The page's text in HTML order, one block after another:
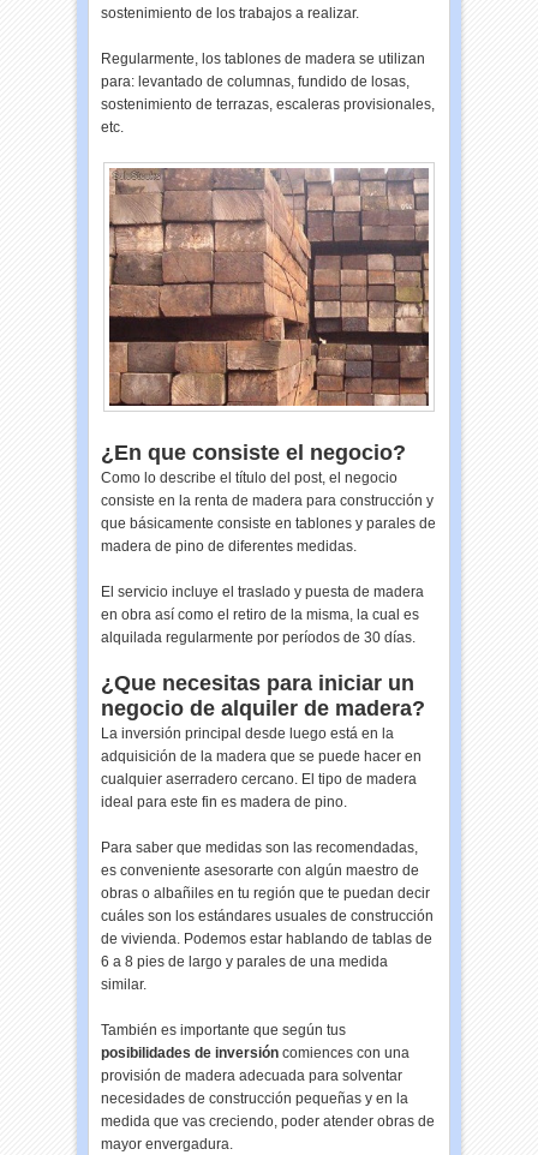
sostenimiento de los trabajos a realizar.
Regularmente, los tablones de madera se utilizan
para: levantado de columnas, fundido de losas,
sostenimiento de terrazas, escaleras provisionales,
etc.
¿En que consiste el negocio?
Como lo describe el título del post, el negocio
consiste en la renta de madera para construcción y
que básicamente consiste en tablones y parales de
madera de pino de diferentes medidas.
El servicio incluye el traslado y puesta de madera
en obra así como el retiro de la misma, la cual es
alquilada regularmente por períodos de 30 días.
¿Que necesitas para iniciar un
negocio de alquiler de madera?
La inversión principal desde luego está en la
adquisición de la madera que se puede hacer en
cualquier aserradero cercano. El tipo de madera
ideal para este fin es madera de pino.
Para saber que medidas son las recomendadas,
es conveniente asesorarte con algún maestro de
obras o albañiles en tu región que te puedan decir
cuáles son los estándares usuales de construcción
de vivienda. Podemos estar hablando de tablas de
6 a 8 pies de largo y parales de una medida
similar.
También es importante que según tus
posibilidades de inversión comiences con una
provisión de madera adecuada para solventar
necesidades de construcción pequeñas y en la
medida que vas creciendo, poder atender obras de
mayor envergadura.